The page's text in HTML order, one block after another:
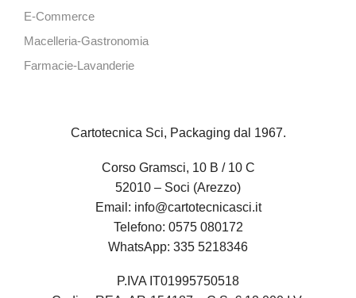
E-Commerce
Macelleria-Gastronomia
Farmacie-Lavanderie
Cartotecnica Sci, Packaging dal 1967.
Corso Gramsci, 10 B / 10 C
52010 – Soci (Arezzo)
Email: info@cartotecnicasci.it
Telefono: 0575 080172
WhatsApp: 335 5218346
P.IVA IT01995750518